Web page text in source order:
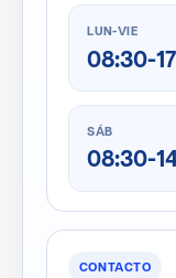
LUN-VIE
08:30-
SÁB
08:30-
CONTACTO